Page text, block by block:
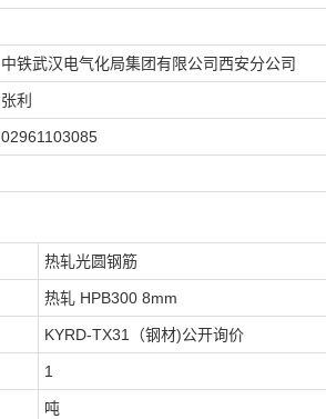
中铁武汉电气化局集团有限公司西安分公司
张利
02961103085
热轧光圆钢筋
热轧 HPB300 8mm
KYRD-TX31（钢材)公开询价
1
吨